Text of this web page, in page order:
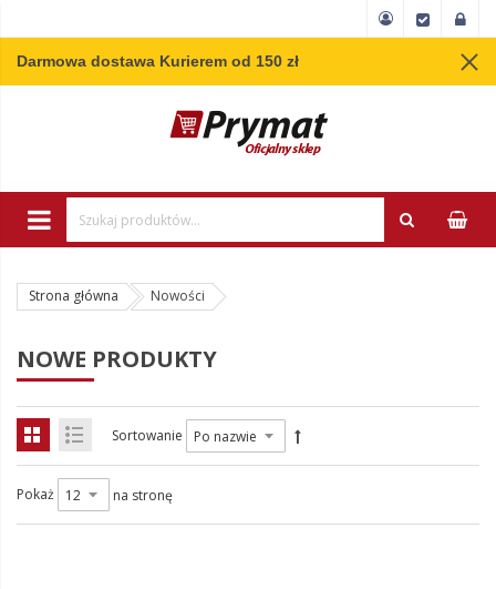
Darmowa dostawa Kurierem od 150 zł
Wpisz minimum
Strona główna Nowości
NOWE PRODUKTY
Sortowanie
Pokaż na stronę